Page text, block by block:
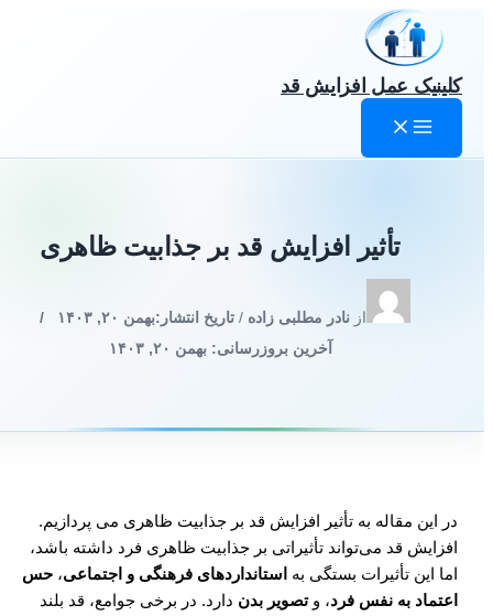
محتواکلینیک عمل افزایش قد
تأثیر افزایش قد بر جذابیت ظاهری
از نادر مطلبی زاده/تاریخ انتشار: بهمن ۲۰, ۱۴۰۳
آخرین بروزرسانی: بهمن ۲۰, ۱۴۰۳
در این مقاله به تأثیر افزایش قد بر جذابیت ظاهری می پردازیم.
افزایش قد می‌تواند تأثیراتی بر جذابیت ظاهری فرد داشته باشد،
اما این تأثیرات بستگی بهاستانداردهای فرهنگی و اجتماعی،حس
اعتماد به نفس فرد ، وتصویر بدندارد. در برخی جوامع، قد بلند